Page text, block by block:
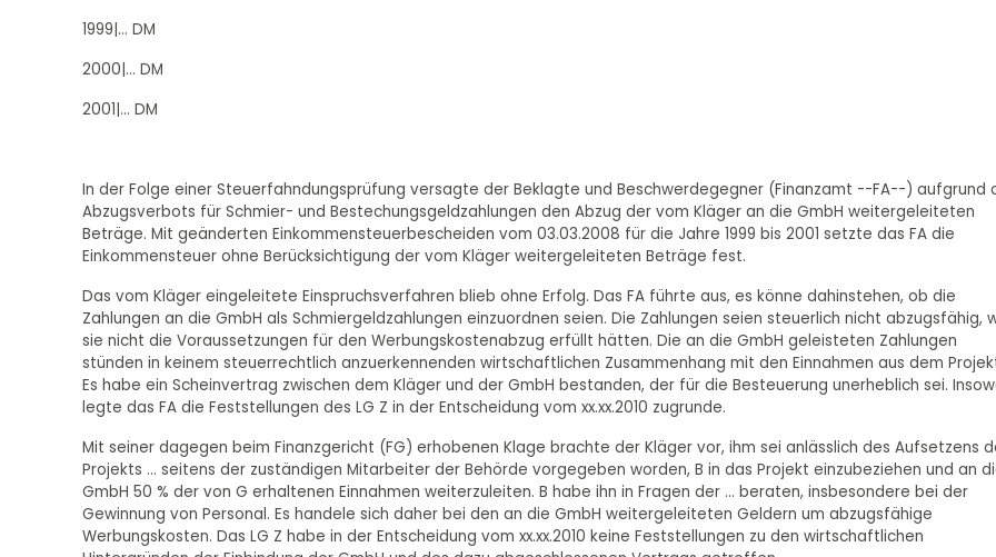
1999|... DM
2000|... DM
2001|... DM
In der Folge einer Steuerfahndungsprüfung versagte der Beklagte und Beschwerdegegner (Finanzamt --FA--) aufgrund
Abzugsverbots für Schmier- und Bestechungsgeldzahlungen den Abzug der vom Kläger an die GmbH weitergeleiteten
Beträge. Mit geänderten Einkommensteuerbescheiden vom 03.03.2008 für die Jahre 1999 bis 2001 setzte das FA die
Einkommensteuer ohne Berücksichtigung der vom Kläger weitergeleiteten Beträge fest.
Das vom Kläger eingeleitete Einspruchsverfahren blieb ohne Erfolg. Das FA führte aus, es könne dahinstehen, ob die
Zahlungen an die GmbH als Schmiergeldzahlungen einzuordnen seien. Die Zahlungen seien steuerlich nicht abzugsfähig,
sie nicht die Voraussetzungen für den Werbungskostenabzug erfüllt hätten. Die an die GmbH geleisteten Zahlungen
stünden in keinem steuerrechtlich anzuerkennenden wirtschaftlichen Zusammenhang mit den Einnahmen aus dem
Es habe ein Scheinvertrag zwischen dem Kläger und der GmbH bestanden, der für die Besteuerung unerheblich sei.
legte das FA die Feststellungen des LG Z in der Entscheidung vom xx.xx.2010 zugrunde.
Mit seiner dagegen beim Finanzgericht (FG) erhobenen Klage brachte der Kläger vor, ihm sei anlässlich des Aufsetzens
Projekts ... seitens der zuständigen Mitarbeiter der Behörde vorgegeben worden, B in das Projekt einzubeziehen und an
GmbH 50 % der von G erhaltenen Einnahmen weiterzuleiten. B habe ihn in Fragen der ... beraten, insbesondere bei der
Gewinnung von Personal. Es handele sich daher bei den an die GmbH weitergeleiteten Geldern um abzugsfähige
Werbungskosten. Das LG Z habe in der Entscheidung vom xx.xx.2010 keine Feststellungen zu den wirtschaftlichen